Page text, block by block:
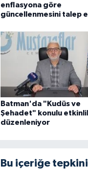
enflasyona göre
güncellenmesini talep
Batman'da "Kudüs ve
Şehadet" konulu
düzenleniyor
Bu içeriğe